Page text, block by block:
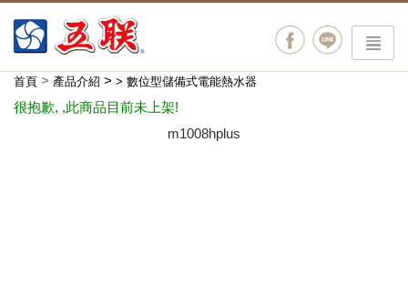
menu
首頁 > 產品介紹 > > 數位型儲備式電能熱水器
很抱歉, ,此商品目前未上架!
m1008hplus